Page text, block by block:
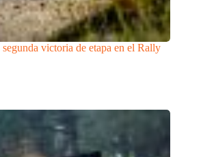
victoria de etapa en el Rally